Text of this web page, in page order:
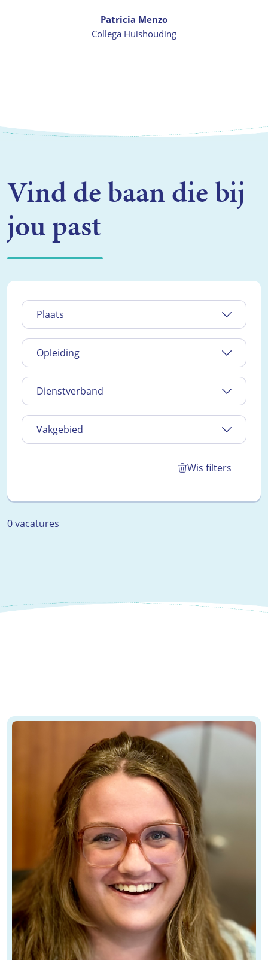
Patricia Menzo
Collega Huishouding
Vind de baan die bij
jou past
Plaats
Opleiding
Dienstverband
Vakgebied
Wis filters
0 vacatures